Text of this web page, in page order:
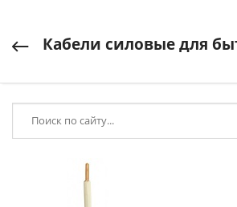
Кабели силовые для бытовой